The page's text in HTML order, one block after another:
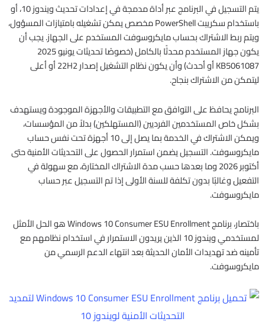
يتم التسجيل في البرنامج عبر أداة مدمجة في إعدادات تحديث ويندوز 10، أو
باستخدام سكريبت PowerShell مخصص يمكن تشغيله بامتيازات المسؤول،
ويتم ربط الاشتراك بحساب مايكروسوفت المستخدم على الجهاز. يجب أن
يكون جهاز المستخدم محدثًا بالكامل (خصوصًا تحديثات يونيو 2025
KB5061087 أو أحدث) وأن يكون نظام التشغيل إصدار 22H2 أو أعلى
ليتمكن من الاشتراك بنجاح.
البرنامج يحافظ على التوافق مع التطبيقات والأجهزة الموجودة ويستهدف
بشكل خاص المستخدمين الفرديين (المستهلكين) بدلاً من المؤسسات،
ويمكن الاشتراك في الخدمة بما يصل إلى 10 أجهزة تحت نفس حساب
مايكروسوفت. التسجيل يضمن استمرار الحصول على التحديثات الأمنية حتى
أكتوبر 2026 وما بعدها حسب مدة الاشتراك المختارة، مع سهولة في
التفعيل وغالبًا بدون تكلفة للسنة الأولى إذا تم التسجيل عبر حساب
مايكروسوفت.
باختصار، برنامج Windows 10 Consumer ESU Enrollment هو الحل الأمثل
لمستخدمي ويندوز 10 الذين يريدون الاستمرار في استخدام نظامهم مع
تأمينه ضد تهديدات الأمان الحديثة بعد انتهاء الدعم الرسمي من
مايكروسوفت.​